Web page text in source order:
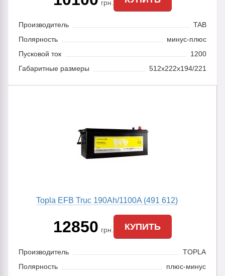
грн.
Производитель
TAB
Полярность
минус-плюс
Пусковой ток
1200
Габаритные размеры
512х222х194/221
Topla EFB Truc 190Ah/1100A (491 612)
12850 грн. КУПИТЬ
Производитель
TOPLA
Полярность
плюс-минус